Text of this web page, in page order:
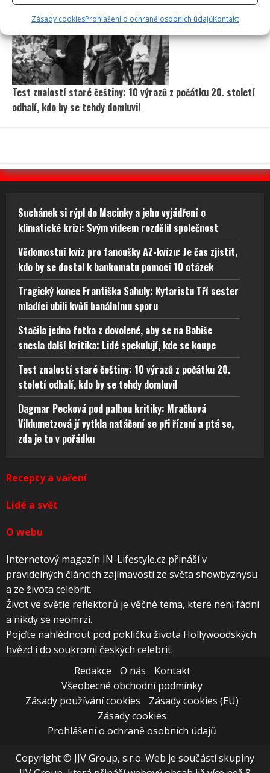
Zásady cookiesProhlášení o ochraně osobních údajůKontakt
Test znalostí staré češtiny: 10 výrazů z počátku 20. století
odhalí, kdo by se tehdy domluvil
Suchánek si rýpl do Macinky a jeho vyjádření o
klimatické krizi: Svým videem rozdělil společnost
Vědomostní kvíz pro fanoušky AZ-kvízu: Je čas zjistit,
kdo by se dostal k bankomatu pomocí 10 otázek
Tragický konec Františka Sahuly: Kytaristu Tří sester
mladíci ubili kvůli banálnímu sporu
Stačila jedna fotka z dovolené, aby se na Babiše
snesla další kritika: Lidé spekulují, kde se koupe
Test znalostí staré češtiny: 10 výrazů z počátku 20.
století odhalí, kdo by se tehdy domluvil
Dagmar Pecková pod palbou kritiky: Mračková
Vildumetzová jí vytkla natáčení se při řízení a ptá se,
zda je to v pořádku
Recepty a vaření
Lidé a svět
O webu
Internetový magazín IN-Lifestyle.cz přináší v
pravidelných článcích zajímavosti ze světa showbyznysu
a ze života celebrit.
Život ve světle reflektorů je věčné téma, které není fádní
a nikdy se neomrzí.
Pojďte nahlédnout pod pokličku života Hollywoodských
hvězd i do soukromí českých celebrit.
Redakce
O nás
Kontakt
Všeobecné obchodní podmínky
Zásady používání cookies
Zásady cookies (EU)
Zásady cookies
Prohlášení o ochraně osobních údajů
Copyright © JJV Group, s.r.o. Web je součástí skupiny